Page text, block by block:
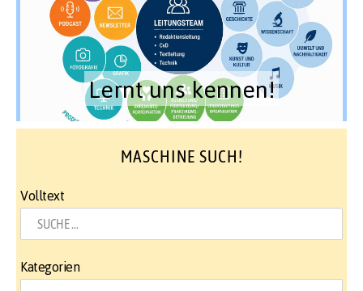
Lernt uns kennen!
MASCHINE SUCH!
Volltext
Kategorien